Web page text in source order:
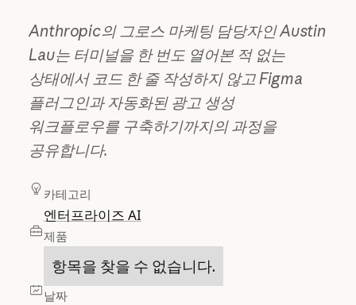
Anthropic의 그로스 마케팅 담당자인 Austin
Lau는 터미널을 한 번도 열어본 적 없는
상태에서 코드 한 줄 작성하지 않고 Figma
플러그인과 자동화된 광고 생성
워크플로우를 구축하기까지의 과정을
공유합니다.
카테고리
엔터프라이즈 AI
제품
항목을 찾을 수 없습니다.
날짜